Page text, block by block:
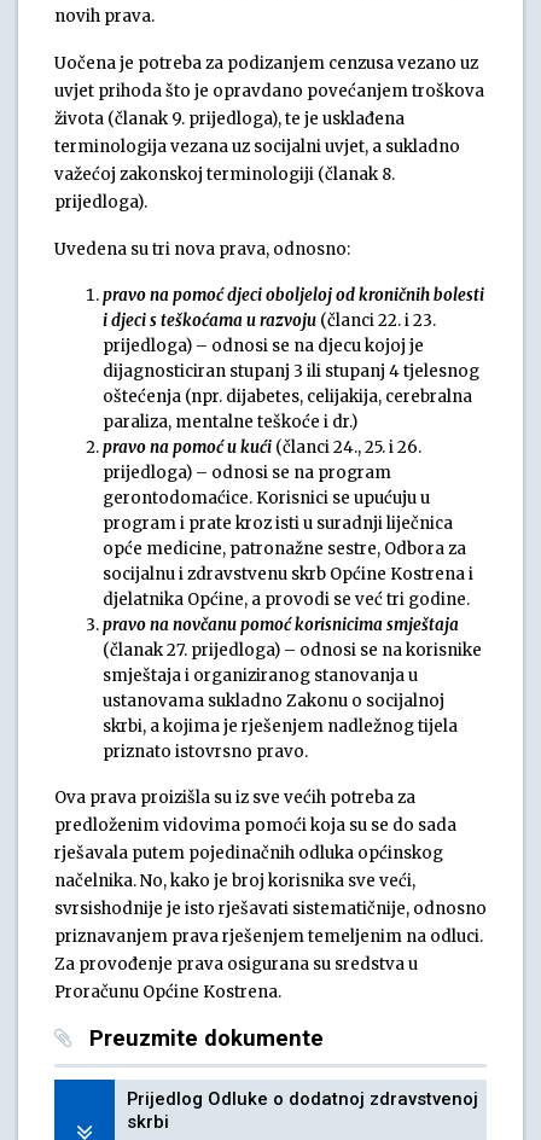
novih prava.
Uočena je potreba za podizanjem cenzusa vezano uz
uvjet prihoda što je opravdano povećanjem troškova
života (članak 9. prijedloga), te je usklađena
terminologija vezana uz socijalni uvjet, a sukladno
važećoj zakonskoj terminologiji (članak 8.
prijedloga).
Uvedena su tri nova prava, odnosno:
pravo na pomoć djeci oboljeloj od kroničnih bolesti
i djeci s teškoćama u razvoju (članci 22. i 23.
prijedloga) – odnosi se na djecu kojoj je
dijagnosticiran stupanj 3 ili stupanj 4 tjelesnog
oštećenja (npr. dijabetes, celijakija, cerebralna
paraliza, mentalne teškoće i dr.)
pravo na pomoć u kući (članci 24., 25. i 26.
prijedloga) – odnosi se na program
gerontodomaćice. Korisnici se upućuju u
program i prate kroz isti u suradnji liječnica
opće medicine, patronažne sestre, Odbora za
socijalnu i zdravstvenu skrb Općine Kostrena i
djelatnika Općine, a provodi se već tri godine.
pravo na novčanu pomoć korisnicima smještaja
(članak 27. prijedloga) – odnosi se na korisnike
smještaja i organiziranog stanovanja u
ustanovama sukladno Zakonu o socijalnoj
skrbi, a kojima je rješenjem nadležnog tijela
priznato istovrsno pravo.
Ova prava proizišla su iz sve većih potreba za
predloženim vidovima pomoći koja su se do sada
rješavala putem pojedinačnih odluka općinskog
načelnika. No, kako je broj korisnika sve veći,
svrsishodnije je isto rješavati sistematičnije, odnosno
priznavanjem prava rješenjem temeljenim na odluci.
Za provođenje prava osigurana su sredstva u
Proračunu Općine Kostrena.
Preuzmite dokumente
Prijedlog Odluke o dodatnoj zdravstvenoj
skrbi